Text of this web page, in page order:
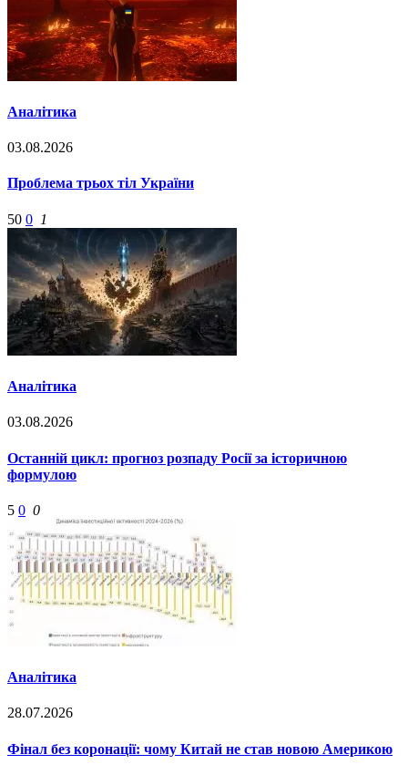
Аналітика
03.08.2026
Проблема трьох тіл України
50 0 1
Аналітика
03.08.2026
Останній цикл: прогноз розпаду Росії за історичною
формулою
5 0 0
Аналітика
28.07.2026
Фінал без коронації: чому Китай не став новою Америкою